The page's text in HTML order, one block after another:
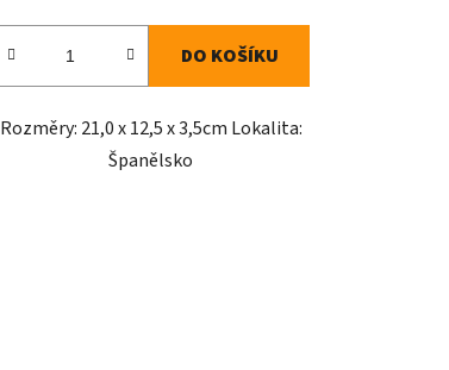
DO KOŠÍKU
Rozměry: 21,0 x 12,5 x 3,5cm Lokalita:
Španělsko